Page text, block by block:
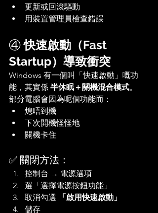
更新或回滾驅動
用裝置管理員檢查錯誤
④ 快速啟動（Fast
Startup）導致衝突
Windows 有一個叫「快速啟動」嘅功
能，其實係 半休眠＋關機混合模式。
部分電腦會因為呢個功能而：
熄唔到機
下次開機怪怪地
關機卡住
✅ 關閉方法：
控制台 → 電源選項
選「選擇電源按鈕功能」
取消勾選
「啟用快速啟動」
儲存